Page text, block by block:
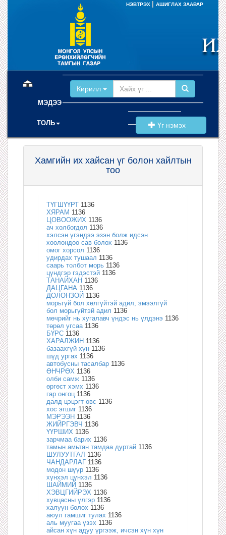
НЭВТРЭХ АШИГЛАХ ЗААВАР
МЭДЭЭ
ТОЛЬ
Кирилл
Үг нэмэх
Хамгийн их хайсан үг болон хайлтын
тоо
ТҮГШҮҮРТ 1136
ХЯРАМ 1136
ЦОВООЖИХ 1136
ач холбогдол 1136
хэлсэн үгэндээ эзэн болж идсэн
хоолондоо сав болох 1136
омог хорсол 1136
удирдах тушаал 1136
саарь толбот морь 1136
цүндгэр гэдэстэй 1136
ТАНАЙХАН 1136
ДАЦГАНА 1136
ДОЛОНЗОЙ 1136
морьгүй бол хөлгүйтэй адил, эмээлгүй
бол морьгүйтэй адил 1136
мөчрийг нь хугалавч үндэс нь үлдэнэ 1136
төрөл угсаа 1136
БҮРС 1136
ХАРАЛЖИН 1136
базаахгүй хүн 1136
шүд ургах 1136
автобусны тасалбар 1136
ӨНЧРӨХ 1136
олби самж 1136
өргөст хэмх 1136
гар онгоц 1136
далд цэцэгт өвс 1136
хос эгшиг 1136
МЭРЭЭН 1136
ЖИЙРГЭВЧ 1136
ҮҮРШИХ 1136
зарчмаа барих 1136
тамын амьтан тамдаа дуртай 1136
ШУЛУУТГАЛ 1136
ЧАНДАРЛАГ 1136
модон шүүр 1136
хүнхэл цүнхэл 1136
ШАЙМИЙ 1136
ХЭВЦГИЙРЭХ 1136
хувцасны үлгэр 1136
халуун болох 1136
аюул гамшиг тулах 1136
аль муугаа үзэх 1136
айсан хүн адуу үргээж, ичсэн хүн хүн